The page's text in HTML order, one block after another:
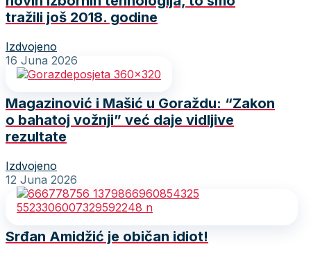
tražili još 2018. godine
Izdvojeno
16 Juna 2026
Magazinović i Mašić u Goraždu: “Zakon
o bahatoj vožnji” već daje vidljive
rezultate
Izdvojeno
12 Juna 2026
Srđan Amidžić je običan idiot!